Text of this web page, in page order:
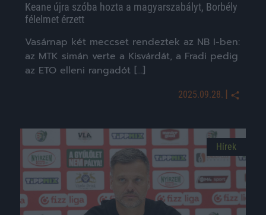
Keane újra szóba hozta a magyarszabályt, Borbély
félelmet érzett
Vasárnap két meccset rendeztek az NB I-ben:
az MTK simán verte a Kisvárdát, a Fradi pedig
az ETO elleni rangadót […]
2025.09.28. |
Hírek